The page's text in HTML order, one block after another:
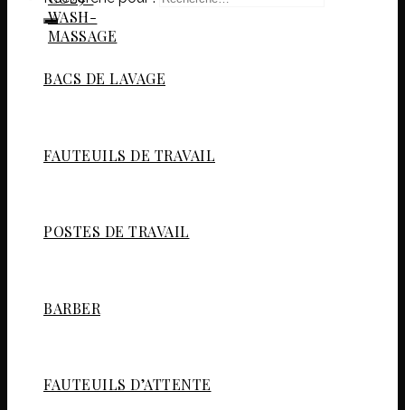
BACS DE LAVAGE
FAUTEUILS DE TRAVAIL
POSTES DE TRAVAIL
BARBER
FAUTEUILS D’ATTENTE